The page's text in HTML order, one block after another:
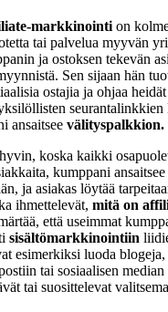
markkinointi on
tai palvelua myyvän
ja ostoksen tekevän
Sen sijaan hän
ostajia ja ohjaa
ansaitsee välityspalkkion.
koska kaikki
kumppani
ja asiakas löytää
ihmettelevät, mitä on
että useimmat
sisältömarkkinointiin
esimerkiksi luoda
tai sosiaalisen
tai suosittelevat